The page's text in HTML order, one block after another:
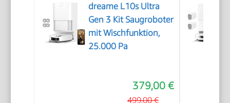
dreame L10s Ultra
Gen 3 Kit Saugroboter
mit Wischfunktion,
25.000 Pa
379,00 €
499,00 €